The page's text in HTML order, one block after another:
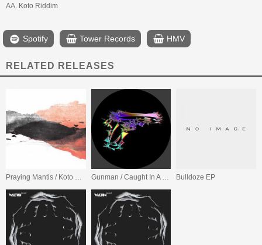
AA. Koto Riddim
Spotify Tower Records HMV
RELATED RELEASES
Bulldoze EP